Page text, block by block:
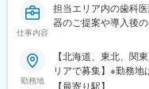
仕事内容
担当エリア内の歯科
器のご提案や導入後
勤務地
【北海道、東北、関
リアで募集】※勤務地
域密着型営業のため